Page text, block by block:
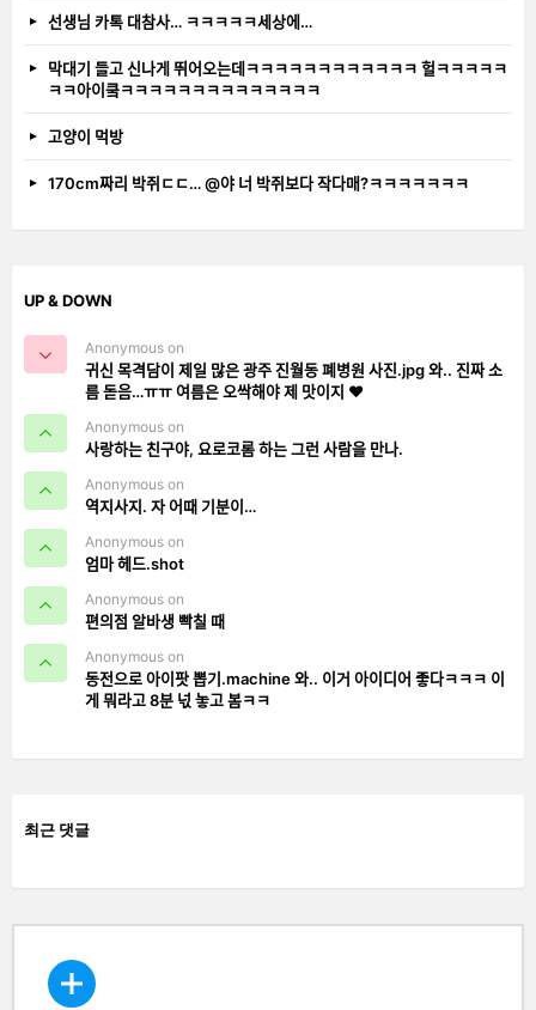
선생님 카톡 대참사… ㅋㅋㅋㅋㅋ세상에…
막대기 들고 신나게 뛰어오는데ㅋㅋㅋㅋㅋㅋㅋㅋㅋㅋㅋㅋ 헐ㅋㅋㅋㅋㅋ
ㅋㅋ아이쿸ㅋㅋㅋㅋㅋㅋㅋㅋㅋㅋㅋㅋㅋㅋ
고양이 먹방
170cm짜리 박쥐ㄷㄷ… @야 너 박쥐보다 작다매?ㅋㅋㅋㅋㅋㅋㅋ
UP & DOWN
Anonymous on
귀신 목격담이 제일 많은 광주 진월동 폐병원 사진.jpg 와.. 진짜 소
름 돋음…ㅠㅠ 여름은 오싹해야 제 맛이지 ❤️
Anonymous on
사랑하는 친구야, 요로코롬 하는 그런 사람을 만나.
Anonymous on
역지사지. 자 어때 기분이…
Anonymous on
엄마 헤드.shot
Anonymous on
편의점 알바생 빡칠 때
Anonymous on
동전으로 아이팟 뽑기.machine 와.. 이거 아이디어 좋다ㅋㅋㅋ 이
게 뭐라고 8분 넋 놓고 봄ㅋㅋ
최근 댓글